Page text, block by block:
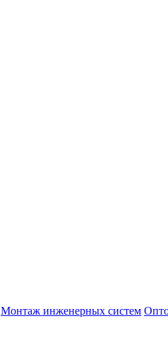
Монтаж инженерных систем